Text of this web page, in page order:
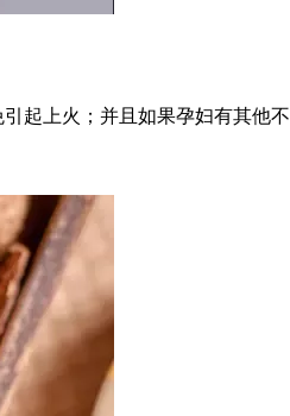
起上火；并且如果孕妇有其他